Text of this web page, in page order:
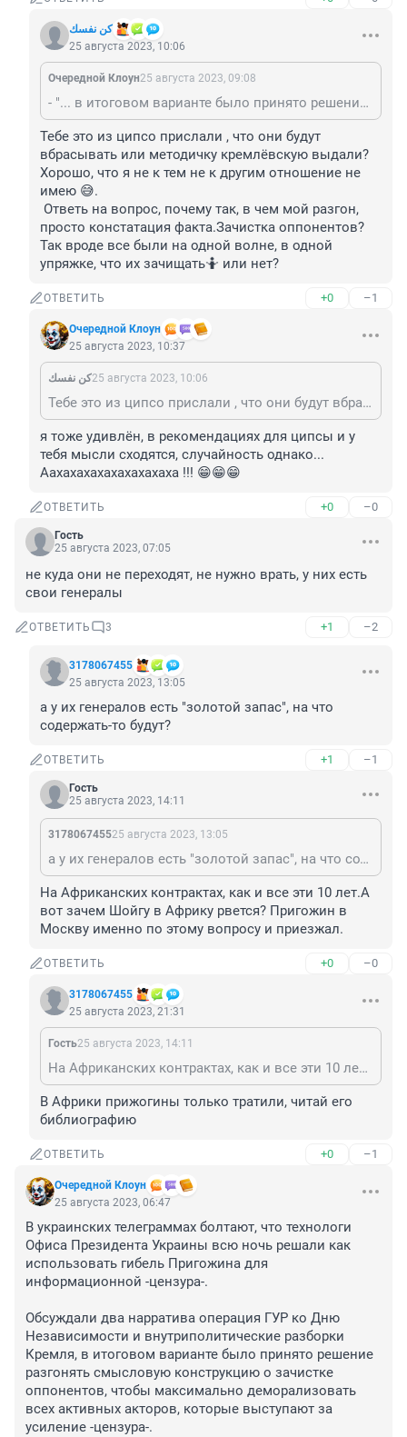
كن نفسك
25 августа 2023, 10:06
Очередной Клоун25 августа 2023, 09:08
- "... в итоговом варианте было принято решение разгонять смысловую конструкцию о зачистке оппонентов ..." Аахахахахахахаха !!! 😂😂😂
Тебе это из ципсо прислали , что они будут
вбрасывать или методичку кремлёвскую выдали?
Хорошо, что я не к тем не к другим отношение не
имею 😅.
Ответь на вопрос, почему так, в чем мой разгон,
просто констатация факта.Зачистка оппонентов?
Так вроде все были на одной волне, в одной
упряжке, что их зачищать🤷 или нет?
ОТВЕТИТЬ +0 –1
Очередной Клоун
25 августа 2023, 10:37
كن نفسك25 августа 2023, 10:06
Тебе это из ципсо прислали , что они будут вбрасывать или методичку кремлёвскую выдали? Хорошо, что я не к тем не к другим отношение не имею 😅. Ответь на вопрос, почему так, в чем мой разгон, просто констатация факта.Зачистка оппонентов? Так вроде все были на одной волне, в одной упряжке, что их зачищать🤷 или нет?
я тоже удивлён, в рекомендациях для ципсы и у
тебя мысли сходятся, случайность однако...
Аахахахахахахахахаха !!! 😁😁😁
ОТВЕТИТЬ +0 –0
Гость
25 августа 2023, 07:05
не куда они не переходят, не нужно врать, у них есть
свои генералы
ОТВЕТИТЬ 3 +1 –2
3178067455
25 августа 2023, 13:05
а у их генералов есть "золотой запас", на что
содержать-то будут?
ОТВЕТИТЬ +1 –1
Гость
25 августа 2023, 14:11
317806745525 августа 2023, 13:05
а у их генералов есть "золотой запас", на что содержать-то будут?
На Африканских контрактах, как и все эти 10 лет.А
вот зачем Шойгу в Африку рвется? Пригожин в
Москву именно по этому вопросу и приезжал.
ОТВЕТИТЬ +0 –0
3178067455
25 августа 2023, 21:31
Гость25 августа 2023, 14:11
На Африканских контрактах, как и все эти 10 лет.А вот зачем Шойгу в Африку рвется? Пригожин в Москву именно по этому вопросу и приезжал.
В Африки прижогины только тратили, читай его
библиографию
ОТВЕТИТЬ +0 –1
Очередной Клоун
25 августа 2023, 06:47
В украинских телеграммах болтают, что технологи
Офиса Президента Украины всю ночь решали как
использовать гибель Пригожина для
информационной -цензура-.
Обсуждали два нарратива операция ГУР ко Дню
Независимости и внутриполитические разборки
Кремля, в итоговом варианте было принято решение
разгонять смысловую конструкцию о зачистке
оппонентов, чтобы максимально деморализовать
всех активных акторов, которые выступают за
усиление -цензура-.